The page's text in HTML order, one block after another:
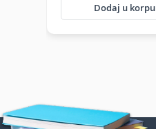
Dodaj u korpu